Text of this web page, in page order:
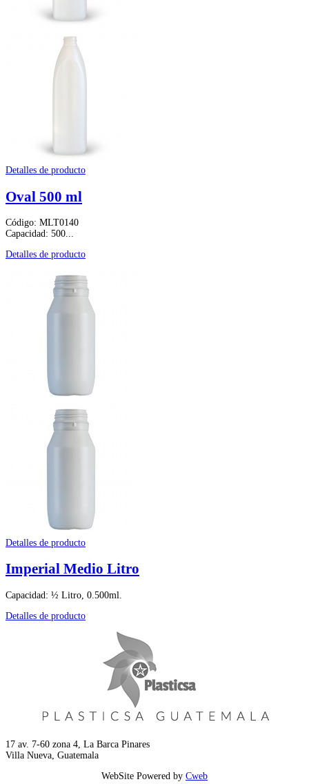
Detalles de producto
Oval 500 ml
Código: MLT0140
Capacidad: 500...
Detalles de producto
Detalles de producto
Imperial Medio Litro
Capacidad: ½ Litro, 0.500ml.
Detalles de producto
17 av. 7-60 zona 4, La Barca Pinares
Villa Nueva, Guatemala
WebSite Powered by Cweb